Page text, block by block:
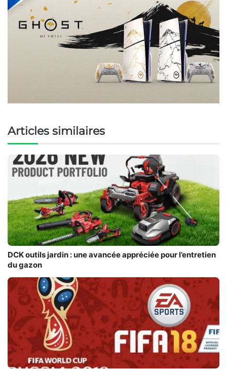
Articles similaires
DCK outils jardin : une avancée appréciée pour l’entretien
du gazon